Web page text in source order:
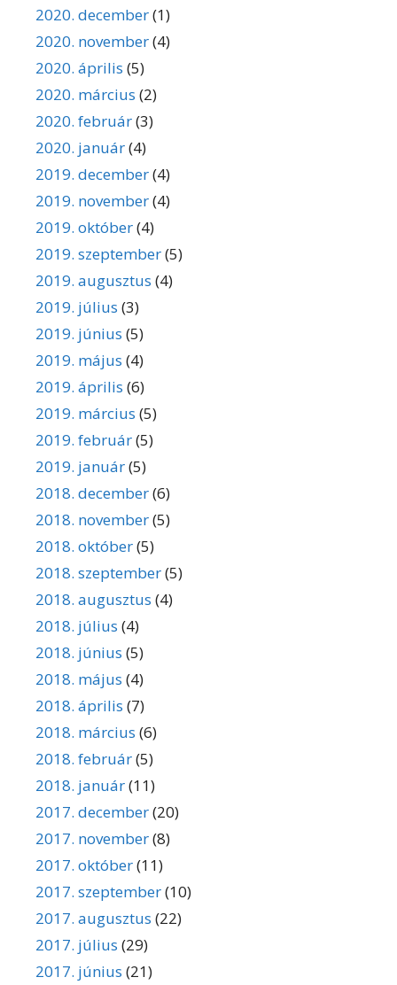
2020. december(1)
2020. november(4)
2020. április (5)
2020. március (2)
2020. február(3)
2020. január(4)
2019. december(4)
2019. november(4)
2019. október(4)
2019. szeptember(5)
2019. augusztus (4)
2019. július (3)
2019. június (5)
2019. május (4)
2019. április (6)
2019. március (5)
2019. február(5)
2019. január(5)
2018. december(6)
2018. november(5)
2018. október(5)
2018. szeptember(5)
2018. augusztus (4)
2018. július (4)
2018. június (5)
2018. május (4)
2018. április (7)
2018. március (6)
2018. február(5)
2018. január(11)
2017. december(20)
2017. november(8)
2017. október(11)
2017. szeptember(10)
2017. augusztus (22)
2017. július (29)
2017. június (21)